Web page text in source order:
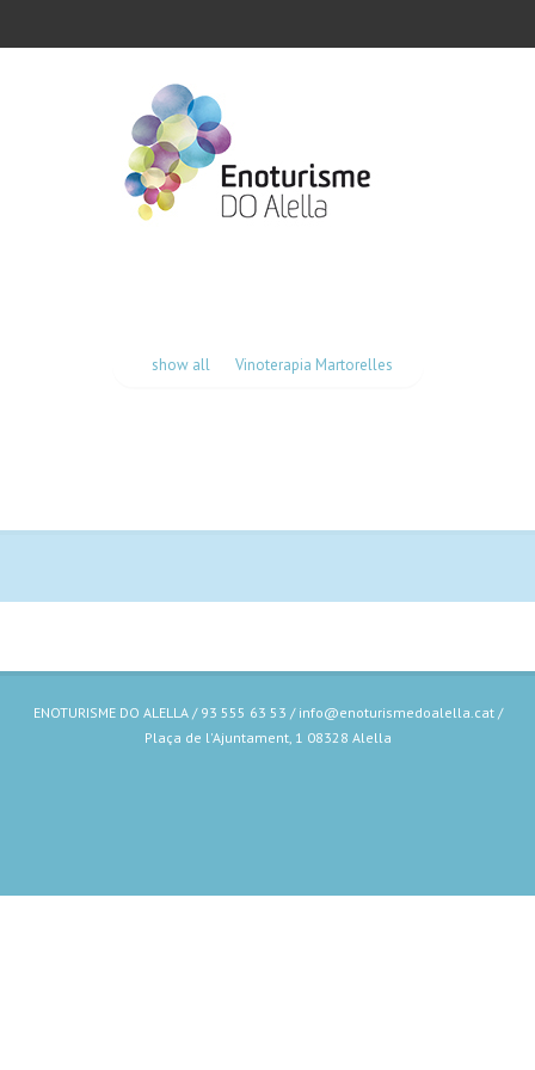
show all Vinoterapia Martorelles
ENOTURISME DO ALELLA / 93 555 63 53 / info@enoturismedoalella.cat /
Plaça de l'Ajuntament, 1 08328 Alella